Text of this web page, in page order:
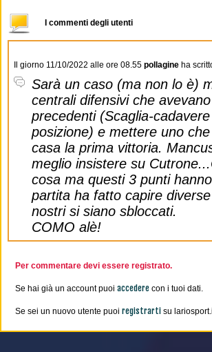
I commenti degli utenti
Il giorno 11/10/2022 alle ore 08.55 pollagine ha
Sarà un caso (ma non lo è)
centrali difensivi che
precedenti (Scaglia-
posizione) e mettere uno
casa la prima vittoria.
meglio insistere su
cosa ma questi 3 punti
partita ha fatto capire
nostri si siano sbloccati.
COMO alè!
Per commentare devi essere registrato.
Se hai già un account puoi accedere con i tuoi dati.
Se sei un nuovo utente puoi registrarti su